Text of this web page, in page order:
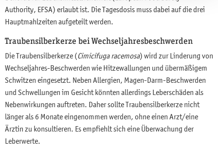
Authority, EFSA) erlaubt ist. Die Tagesdosis muss dabei auf die drei
Hauptmahlzeiten aufgeteilt werden.
Traubensilberkerze bei Wechseljahresbeschwerden
Die Traubensilberkerze (Cimicifuga racemosa) wird zur Linderung von
Wechseljahres-Beschwerden wie Hitzewallungen und übermäßigem
Schwitzen eingesetzt. Neben Allergien, Magen-Darm-Beschwerden
und Schwellungen im Gesicht könnten allerdings Leberschäden als
Nebenwirkungen auftreten. Daher sollte Traubensilberkerze nicht
länger als 6 Monate eingenommen werden, ohne einen Arzt/eine
Ärztin zu konsultieren. Es empfiehlt sich eine Überwachung der
Leberwerte.